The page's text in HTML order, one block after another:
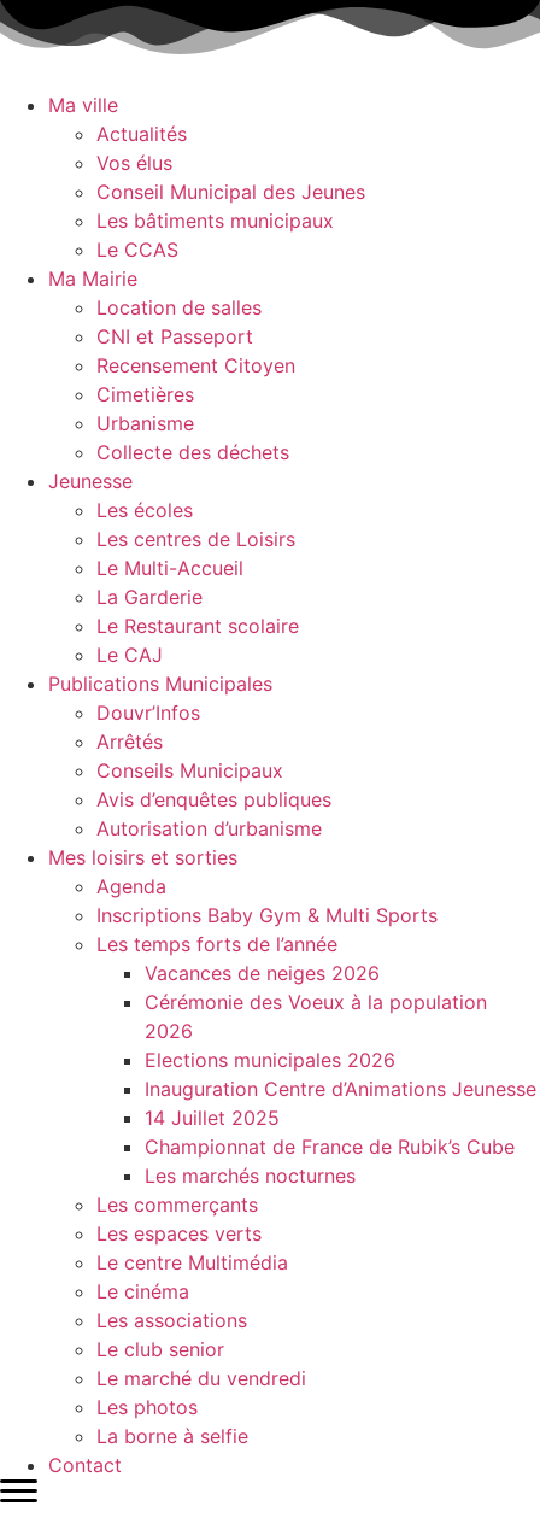
Aller
au
Ma ville
Actualités
Vos élus
Conseil Municipal des Jeunes
Les bâtiments municipaux
Le CCAS
Ma Mairie
Location de salles
CNI et Passeport
Recensement Citoyen
Cimetières
Urbanisme
Collecte des déchets
Jeunesse
Les écoles
Les centres de Loisirs
Le Multi-Accueil
La Garderie
Le Restaurant scolaire
Le CAJ
Publications Municipales
Douvr’Infos
Arrêtés
Conseils Municipaux
Avis d’enquêtes publiques
Autorisation d’urbanisme
Mes loisirs et sorties
Agenda
Inscriptions Baby Gym & Multi Sports
Les temps forts de l’année
Vacances de neiges 2026
Cérémonie des Voeux à la population
2026
Elections municipales 2026
Inauguration Centre d’Animations Jeunesse
14 Juillet 2025
Championnat de France de Rubik’s Cube
Les marchés nocturnes
Les commerçants
Les espaces verts
Le centre Multimédia
Le cinéma
Les associations
Le club senior
Le marché du vendredi
Les photos
La borne à selfie
Contact